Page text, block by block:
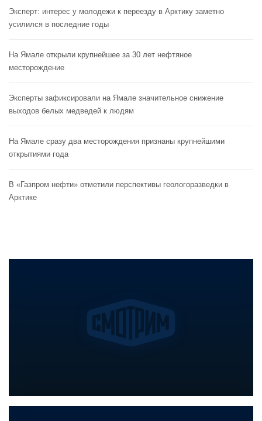
Эксперт: интерес у молодежи к переезду в Арктику заметно
усилился в последние годы
На Ямале открыли крупнейшее за 30 лет нефтяное
месторождение
Эксперты зафиксировали на Ямале значительное снижение
выходов белых медведей к людям
На Ямале сразу два месторождения признаны крупнейшими
открытиями года
В «Газпром нефти» отметили перспективы геологоразведки в
Арктике